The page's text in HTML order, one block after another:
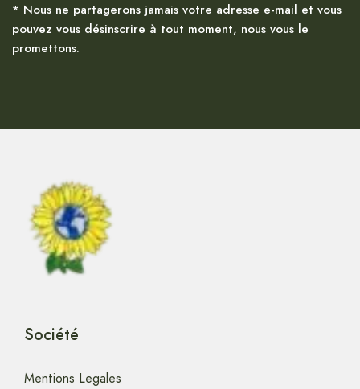
* Nous ne partagerons jamais votre adresse e-mail et vous
pouvez vous désinscrire à tout moment, nous vous le
promettons.
Société
Mentions Legales